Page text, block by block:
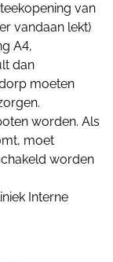
van
vandaan lekt)
A4,
dan
moeten
worden. Als
moet
worden
Interne